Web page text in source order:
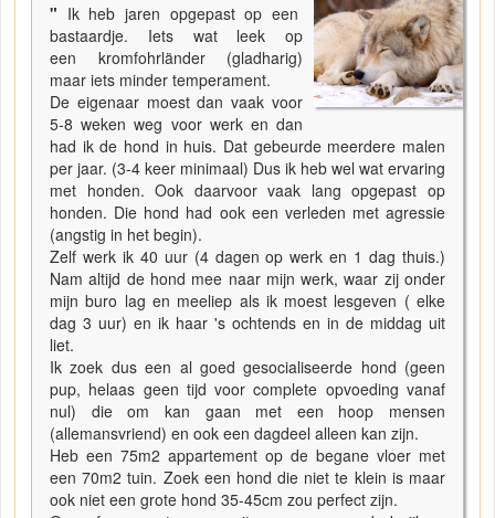
" Ik heb jaren opgepast op een
bastaardje. Iets wat leek op
een kromfohrländer (gladharig)
maar iets minder temperament.
De eigenaar moest dan vaak voor
5-8 weken weg voor werk en dan
had ik de hond in huis. Dat gebeurde meerdere malen
per jaar. (3-4 keer minimaal) Dus ik heb wel wat ervaring
met honden. Ook daarvoor vaak lang opgepast op
honden. Die hond had ook een verleden met agressie
(angstig in het begin).
Zelf werk ik 40 uur (4 dagen op werk en 1 dag thuis.)
Nam altijd de hond mee naar mijn werk, waar zij onder
mijn buro lag en meeliep als ik moest lesgeven ( elke
dag 3 uur) en ik haar 's ochtends en in de middag uit
liet.
Ik zoek dus een al goed gesocialiseerde hond (geen
pup, helaas geen tijd voor complete opvoeding vanaf
nul) die om kan gaan met een hoop mensen
(allemansvriend) en ook een dagdeel alleen kan zijn.
Heb een 75m2 appartement op de begane vloer met
een 70m2 tuin. Zoek een hond die niet te klein is maar
ook niet een grote hond 35-45cm zou perfect zijn.